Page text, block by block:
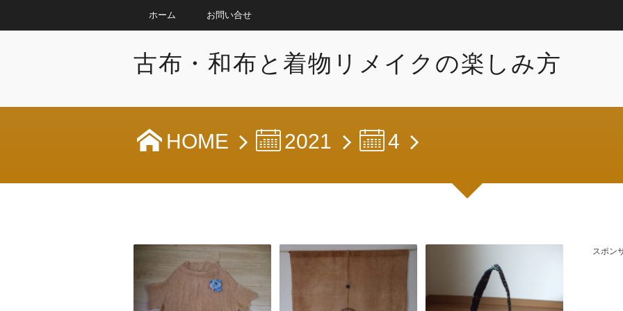
ホーム お問い合せ
古布・和布と着物リメイクの楽しみ方
HOME 2021 4
スポン